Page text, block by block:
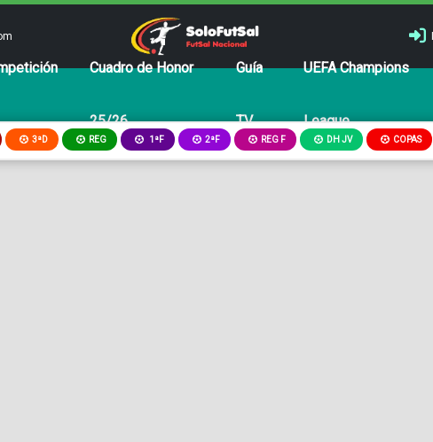
Cuadro de Honor
25/26
Guía
TV
UEFA Champions
League
3ªD REG 1ªF 2ªF REG F DH JV COPAS